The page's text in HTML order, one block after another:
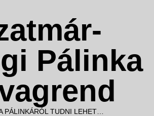
Pálinka
PÁLINKÁRÓL TUDNI LEHET…